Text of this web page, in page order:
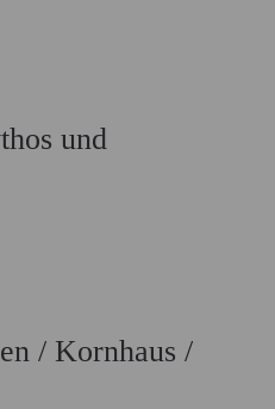
und
/ Kornhaus /